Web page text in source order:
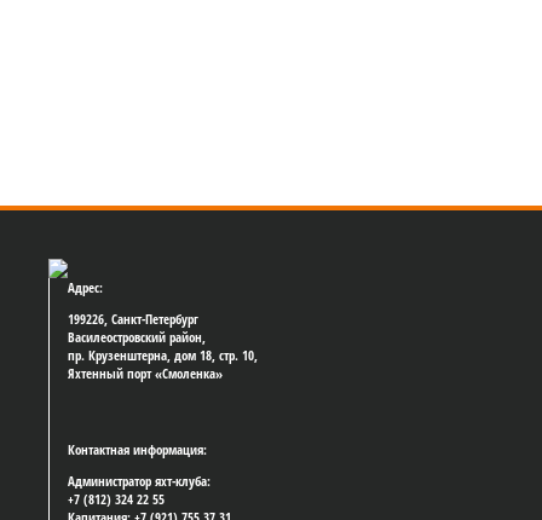
Адрес:
199226, Санкт-Петербург
Василеостровский район,
пр. Крузенштерна, дом 18, стр. 10,
Яхтенный порт «Смоленка»
Контактная информация:
Администратор яхт-клуба:
+7 (812) 324 22 55